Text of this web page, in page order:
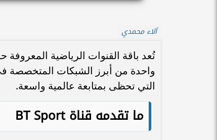
آلاء محمدي
واحدة من أبرز الشبكات المتخصصة في
التي تحظى بمتابعة عالمية واسعة.
ما تقدمه قناةBT Sport